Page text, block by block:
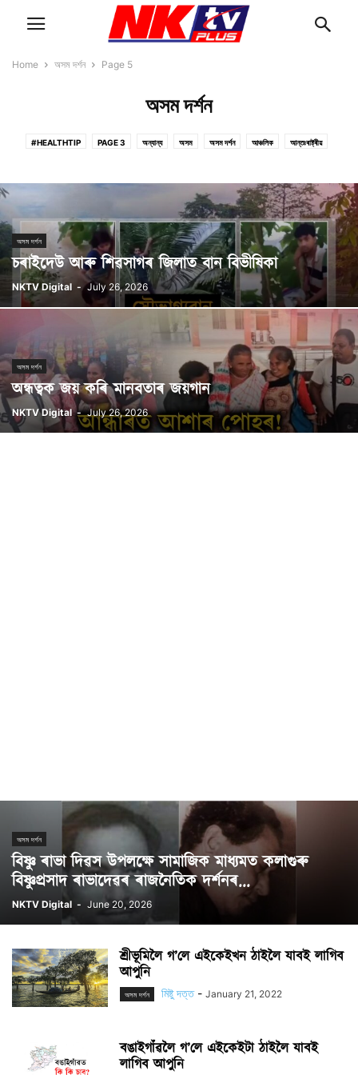
Home অসম দৰ্শন Page 5
অসম দৰ্শন
#HEALTHTIP PAGE 3 অন্যান্য অসম অসম দৰ্শন আঞ্চলিক আন্তঃৰাষ্ট্ৰীয়
মুখ্য বাতৰি ৰাজনীতি ৰাশিফল ৰাষ্ট্ৰীয়
অসম দৰ্শন
চৰাইদেউ আৰু শিৱসাগৰ জিলাত বান বিভীষিকা
NKTV Digital - July 26, 2026
অসম দৰ্শন
অন্ধত্বক জয় কৰি মানবতাৰ জয়গান
NKTV Digital - July 26, 2026
অসম দৰ্শন
বিষ্ণু ৰাভা দিৱস উপলক্ষে সামাজিক মাধ্যমত কলাগুৰু
বিষ্ণুপ্ৰসাদ ৰাভাদেৱৰ ৰাজনৈতিক দৰ্শনৰ...
NKTV Digital - June 20, 2026
শ্ৰীভূমিলৈ গ’লে এইকেইখন ঠাইলৈ যাবই লাগিব
আপুনি
অসম দৰ্শন মিষ্টু দত্ত - January 21, 2022
বঙাইগাঁৱলৈ গ’লে এইকেইটা ঠাইলৈ যাবই
লাগিব আপুনি